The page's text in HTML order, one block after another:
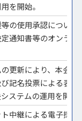
を開始。
の使用承認について
通知書等のオンライ
更新により、本会議
記名投票による表決
ステムの運用を開始
中継による電子採決